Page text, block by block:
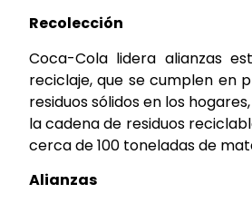
Recolección
Coca-Cola lidera alianzas
reciclaje, que se cumplen en
residuos sólidos en los
la cadena de residuos
cerca de 100 toneladas de
Alianzas